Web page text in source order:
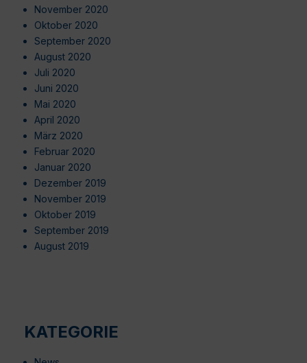
November 2020
Oktober 2020
September 2020
August 2020
Juli 2020
Juni 2020
Mai 2020
April 2020
März 2020
Februar 2020
Januar 2020
Dezember 2019
November 2019
Oktober 2019
September 2019
August 2019
KATEGORIE